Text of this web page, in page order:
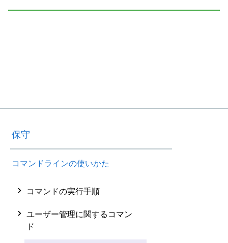
保守
コマンドラインの使いかた
コマンドの実行手順
ユーザー管理に関するコマン
ド